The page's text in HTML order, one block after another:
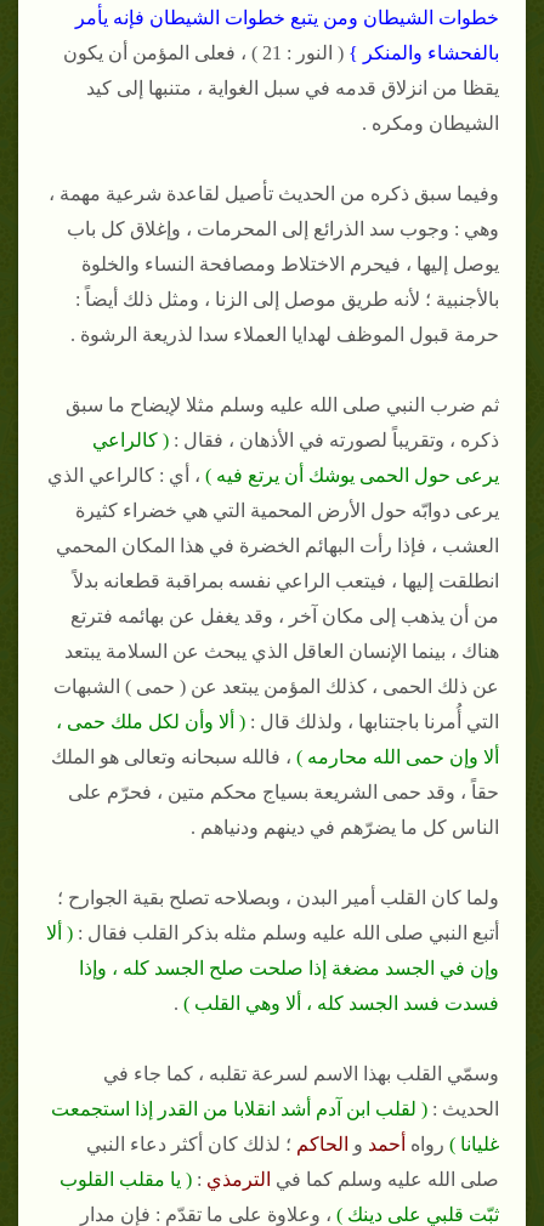
خطوات الشيطان ومن يتبع خطوات الشيطان فإنه يأمر
بالفحشاء والمنكر }
( النور : 21 ) ، فعلى المؤمن أن يكون
يقظا من انزلاق قدمه في سبل الغواية ، متنبها إلى كيد
الشيطان ومكره .
وفيما سبق ذكره من الحديث تأصيل لقاعدة شرعية مهمة ،
وهي : وجوب سد الذرائع إلى المحرمات ، وإغلاق كل باب
يوصل إليها ، فيحرم الاختلاط ومصافحة النساء والخلوة
بالأجنبية ؛ لأنه طريق موصل إلى الزنا ، ومثل ذلك أيضاً :
حرمة قبول الموظف لهدايا العملاء سدا لذريعة الرشوة .
ثم ضرب النبي صلى الله عليه وسلم مثلا لإيضاح ما سبق
ذكره ، وتقريباً لصورته في الأذهان ، فقال : ( كالراعي
يرعى حول الحمى يوشك أن يرتع فيه ) ، أي : كالراعي الذي
يرعى دوابّه حول الأرض المحمية التي هي خضراء كثيرة
العشب ، فإذا رأت البهائم الخضرة في هذا المكان المحمي
انطلقت إليها ، فيتعب الراعي نفسه بمراقبة قطعانه بدلاً
من أن يذهب إلى مكان آخر ، وقد يغفل عن بهائمه فترتع
هناك ، بينما الإنسان العاقل الذي يبحث عن السلامة يبتعد
عن ذلك الحمى ، كذلك المؤمن يبتعد عن ( حمى ) الشبهات
التي أُمرنا باجتنابها ، ولذلك قال : ( ألا وأن لكل ملك حمى ،
ألا وإن حمى الله محارمه ) ، فالله سبحانه وتعالى هو الملك
حقاً ، وقد حمى الشريعة بسياج محكم متين ، فحرّم على
الناس كل ما يضرّهم في دينهم ودنياهم .
ولما كان القلب أمير البدن ، وبصلاحه تصلح بقية الجوارح ؛
أتبع النبي صلى الله عليه وسلم مثله بذكر القلب فقال : ( ألا
وإن في الجسد مضغة إذا صلحت صلح الجسد كله ، وإذا
فسدت فسد الجسد كله ، ألا وهي القلب ) .
وسمّي القلب بهذا الاسم لسرعة تقلبه ، كما جاء في
الحديث : ( لقلب ابن آدم أشد انقلابا من القدر إذا استجمعت
غليانا ) رواه أحمد و الحاكم ؛ لذلك كان أكثر دعاء النبي
صلى الله عليه وسلم كما في الترمذي : ( يا مقلب القلوب
ثبّت قلبي على دينك ) ، وعلاوة على ما تقدّم : فإن مدار